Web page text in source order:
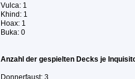
Vulca: 1
Khind: 1
Hoax: 1
Buka: 0
Anzahl der gespielten Decks je
Donnerfaust: 3